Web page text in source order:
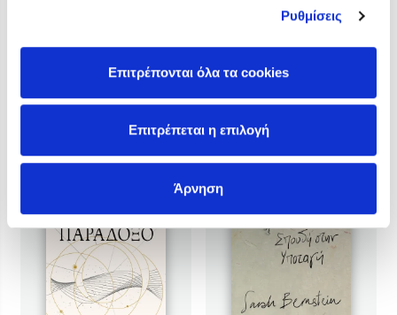
Ρυθμίσεις
Επιτρέπονται όλα τα cookies
Επιτρέπεται η επιλογή
Άρνηση
Τιμή dioptra.gr 15.93€